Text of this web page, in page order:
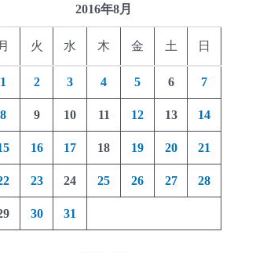
2016年8月
月 火 水 木 金 土 日
1 2 3 4 5 6 7
8 9 10 11 12 13 14
16 17 18 19 20 21
23 24 25 26 27 28
30 31